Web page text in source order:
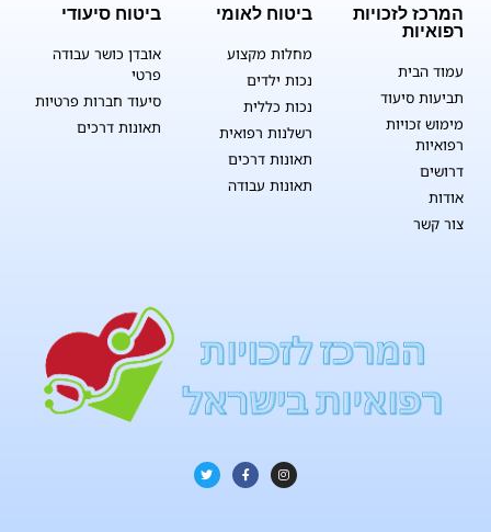
המרכז לזכויות
רפואיות
עמוד הבית
תביעות סיעוד
מימוש זכויות
רפואיות
דרושים
אודות
צור קשר
ביטוח לאומי
מחלות מקצוע
נכות ילדים
נכות כללית
רשלנות רפואית
תאונות דרכים
תאונות עבודה
ביטוח סיעודי
אובדן כושר עבודה
פרטי
סיעוד חברות פרטיות
תאונות דרכים